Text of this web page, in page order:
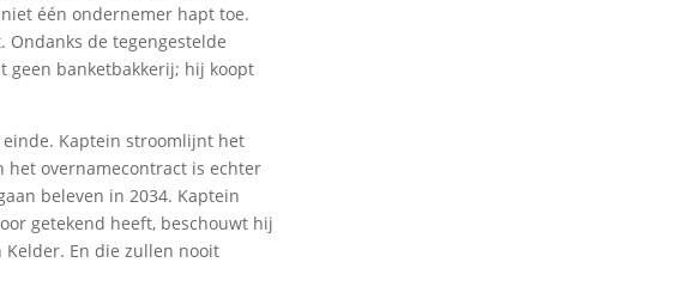
één ondernemer hapt toe.
Ondanks de tegengestelde
geen banketbakkerij; hij koopt
einde. Kaptein stroomlijnt het
het overnamecontract is echter
beleven in 2034. Kaptein
getekend heeft, beschouwt hij
En die zullen nooit